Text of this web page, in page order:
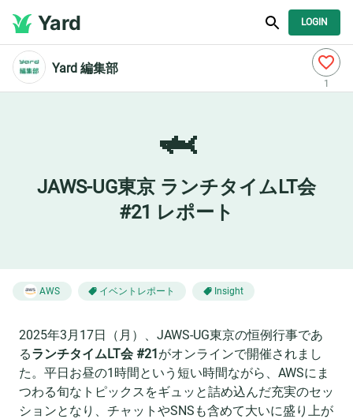
Yard LOGIN
Yard 編集部
1
🦈
JAWS-UG東京 ランチタイムLT会
#21 レポート
AWS イベントレポート Insight
2025年3月17日（月）、JAWS-UG東京の恒例行事であ
るランチタイムLT会 #21がオンラインで開催されまし
た。平日お昼の1時間という短い時間ながら、AWSにま
つわる旬なトピックスをギュッと詰め込んだ充実のセッ
ションとなり、チャットやSNSも含めて大いに盛り上が